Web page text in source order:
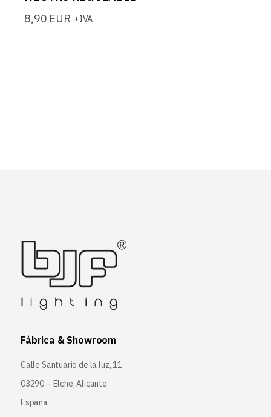
8,90 EUR +IVA
Fábrica & Showroom
Calle Santuario de la luz, 11
03290 – Elche, Alicante
España